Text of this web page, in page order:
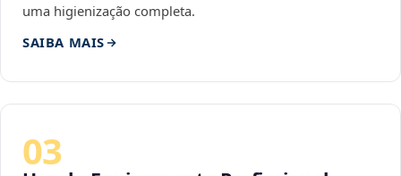
uma higienização completa.
SAIBA MAIS
03